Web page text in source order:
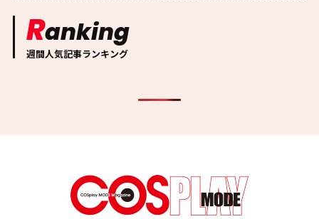
Ranking
週間人気記事ランキング